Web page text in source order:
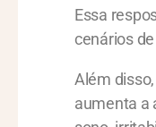
Essa
cenários
Além
aumenta a